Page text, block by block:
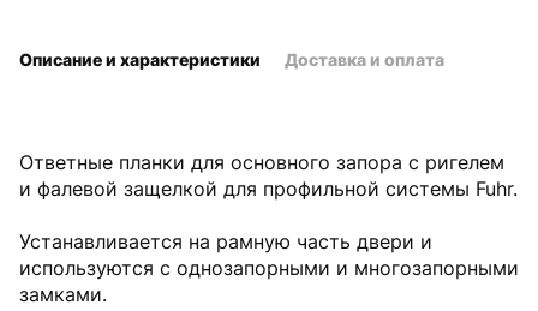
Ответные планки для основного запора с ригелем
и фалевой защелкой для профильной системы Fuhr.
Устанавливается на рамную часть двери и
используются с однозапорными и многозапорными
замками.
Описание и характеристики Доставка и оплата